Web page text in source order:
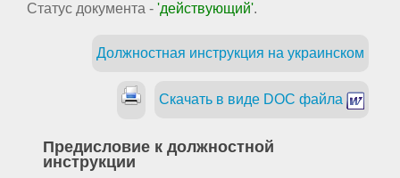
Статус документа - 'действующий'.
Должностная инструкция на украинском
Скачать в виде DOC файла
Предисловие к должностной
инструкции